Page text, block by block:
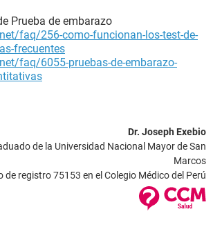
Prueba de embarazo
faq/256-como-funcionan-los-test-de-
frecuentes
faq/6055-pruebas-de-embarazo-
Dr. Joseph Exebio
de la Universidad Nacional Mayor de San
Marcos
de registro 75153 en el Colegio Médico del Perú